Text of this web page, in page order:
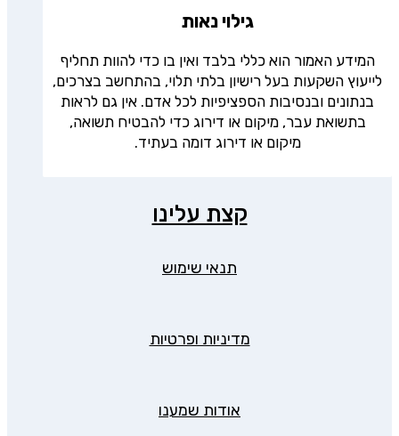
גילוי נאות
המידע האמור הוא כללי בלבד ואין בו כדי להוות תחליף
לייעוץ השקעות בעל רישיון בלתי תלוי, בהתחשב בצרכים,
בנתונים ובנסיבות הספציפיות לכל אדם. אין גם לראות
בתשואת עבר, מיקום או דירוג כדי להבטיח תשואה,
מיקום או דירוג דומה בעתיד.
קצת עלינו
תנאי שימוש
מדיניות ופרטיות
אודות שמענו